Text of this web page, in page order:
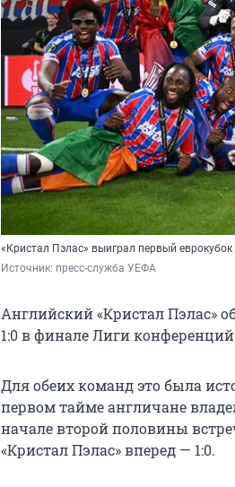
«Кристал Пэлас» выиграл первый еврокубок
Источник: пресс-служба УЕФА
Английский «Кристал Пэлас»
1:0 в финале Лиги
Для обеих команд это была
первом тайме англичане
начале второй половины
«Кристал Пэлас» вперед — 1:0.